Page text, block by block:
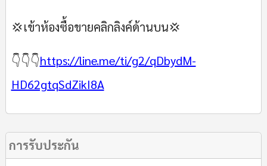
💢เข้าห้องซื้อขายคลิกลิงค์ด้านบน💢
👇👇👇https://line.me/ti/g2/qDbydM-
HD62gtqSdZikI8A
การรับประกัน